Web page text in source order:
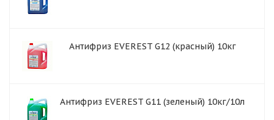
Антифриз EVEREST G12 (красный) 10кг
Антифриз EVEREST G11 (зеленый) 10кг/10л